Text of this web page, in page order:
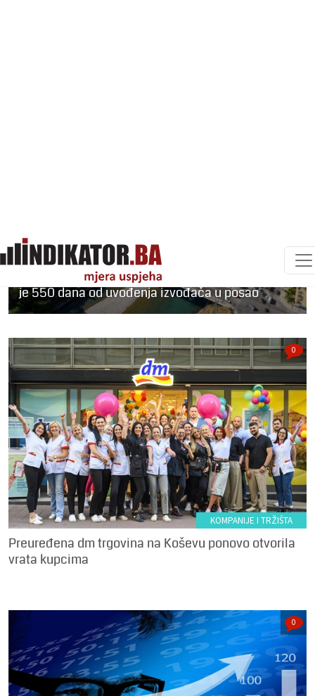
miliona eura
Novi most u okviru Bulevara Vojislavljevića biće
dug gotovo 115 metara, a rok za završetak radova
je 550 dana od uvođenja izvođača u posao
KOMPANIJE I TRŽIŠTA
Preuređena dm trgovina na Koševu ponovo otvorila
vrata kupcima
0
0